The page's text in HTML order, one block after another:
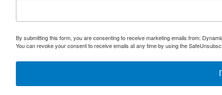
By submitting this form, you are consenting to receive marketing emails from:
You can revoke your consent to receive emails at any time by using the